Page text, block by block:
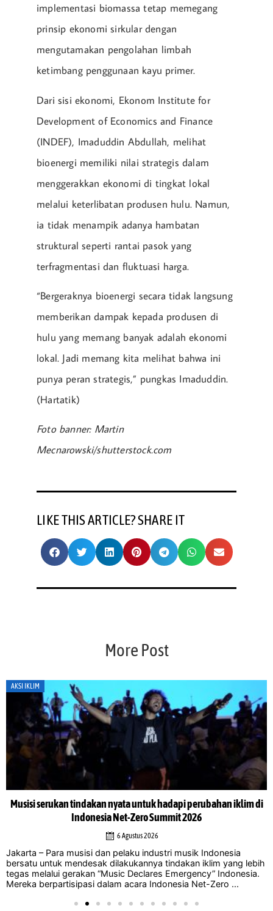
implementasi biomassa tetap memegang
prinsip ekonomi sirkular dengan
mengutamakan pengolahan limbah
ketimbang penggunaan kayu primer.
Dari sisi ekonomi, Ekonom Institute for
Development of Economics and Finance
(INDEF), Imaduddin Abdullah, melihat
bioenergi memiliki nilai strategis dalam
menggerakkan ekonomi di tingkat lokal
melalui keterlibatan produsen hulu. Namun,
ia tidak menampik adanya hambatan
struktural seperti rantai pasok yang
terfragmentasi dan fluktuasi harga.
“Bergeraknya bioenergi secara tidak langsung
memberikan dampak kepada produsen di
hulu yang memang banyak adalah ekonomi
lokal. Jadi memang kita melihat bahwa ini
punya peran strategis,” pungkas Imaduddin.
(Hartatik)
Foto banner: Martin
Mecnarowski/shutterstock.com
LIKE THIS ARTICLE? SHARE IT
More Post
AKSI IKLIM
Musisi serukan tindakan nyata untuk hadapi perubahan iklim di
Indonesia Net-Zero Summit 2026
6 Agustus 2026
Jakarta – Para musisi dan pelaku industri musik Indonesia
bersatu untuk mendesak dilakukannya tindakan iklim yang lebih
tegas melalui gerakan “Music Declares Emergency” Indonesia.
Mereka berpartisipasi dalam acara Indonesia Net-Zero ...